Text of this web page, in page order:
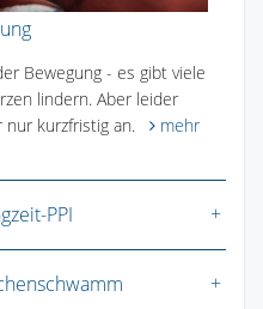
Bewegung - es gibt viele
lindern. Aber leider
nur kurzfristig an.
mehr
PPI